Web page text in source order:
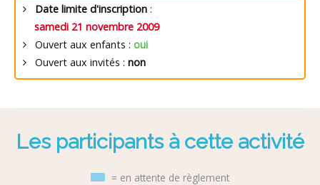
Date limite d'inscription :
samedi 21 novembre 2009
Ouvert aux enfants : oui
Ouvert aux invités : non
Les participants à cette activité
= en attente de règlement